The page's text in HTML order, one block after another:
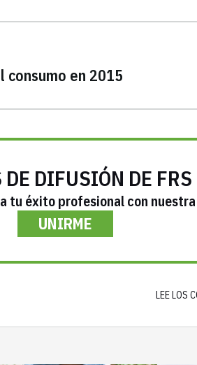
consumo en 2015
DIFUSIÓN DE FRS
tu éxito profesional con
UNIRME
LEE LOS